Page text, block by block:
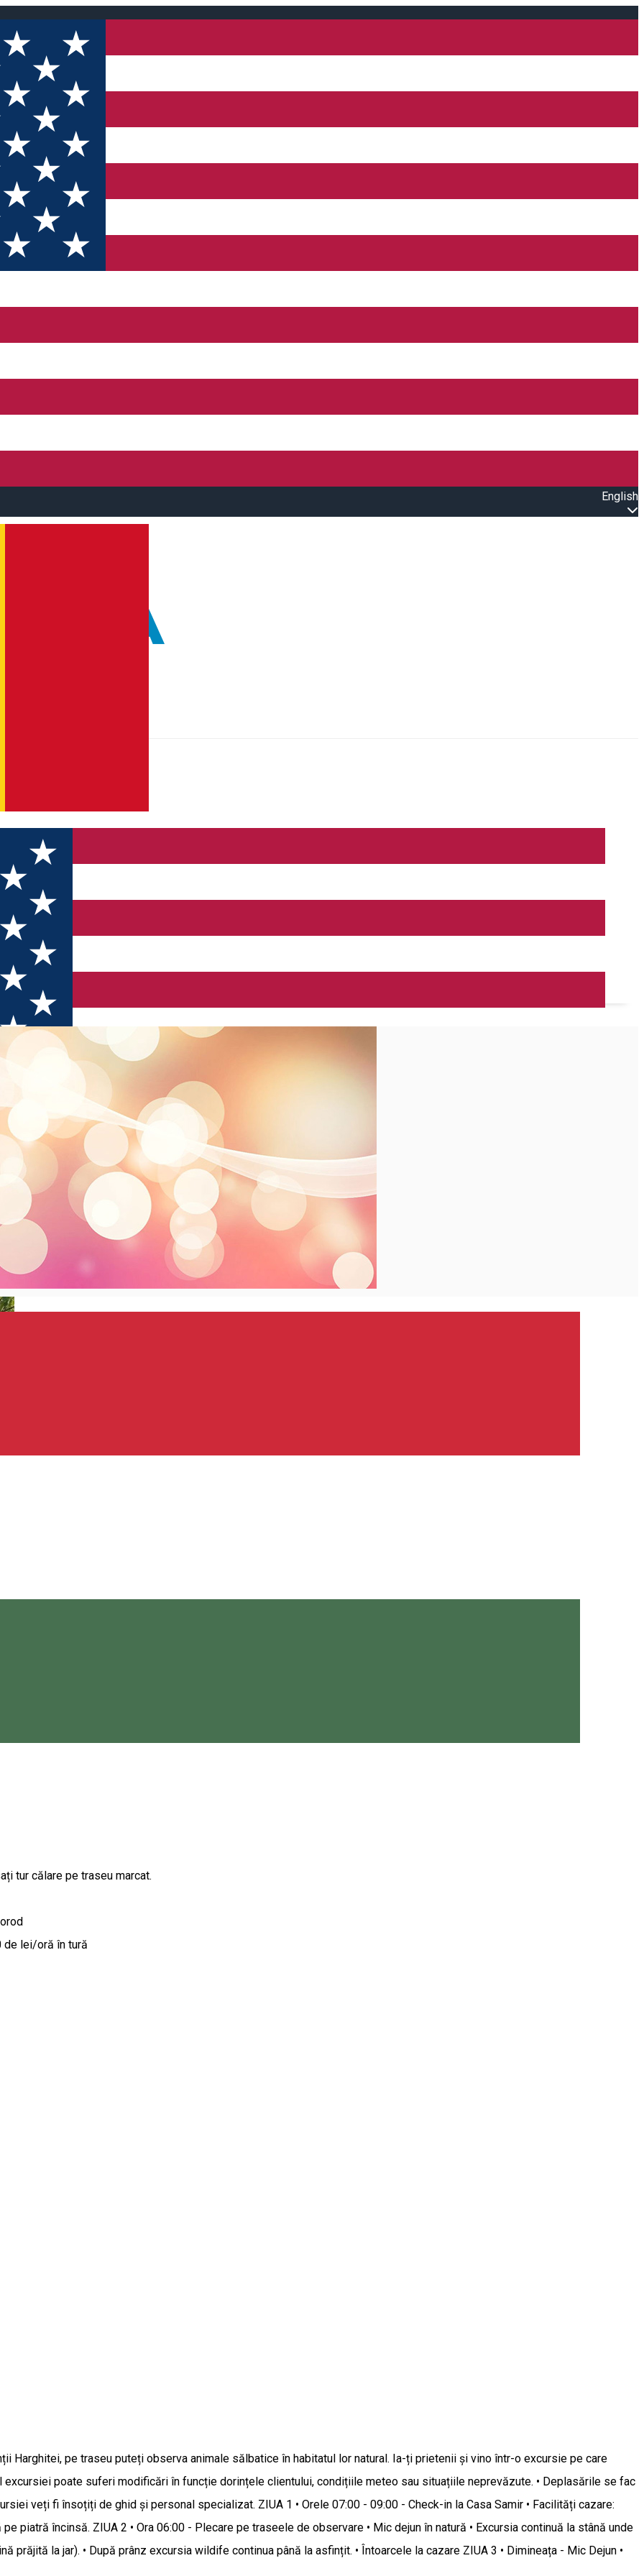
English
tur călare pe traseu marcat.
de lei/oră în tură
Harghitei, pe traseu puteți observa animale sălbatice în habitatul lor natural. Ia-ți prietenii și vino într-o excursie pe care
poate suferi modificări în funcție dorințele clientului, condițiile meteo sau situațiile neprevăzute. • Deplasările se fac
veți fi însoțiți de ghid și personal specializat. ZIUA 1 • Orele 07:00 - 09:00 - Check-in la Casa Samir • Facilități cazare:
piatră încinsă. ZIUA 2 • Ora 06:00 - Plecare pe traseele de observare • Mic dejun în natură • Excursia continuă la stână unde
prăjită la jar). • După prânz excursia wildife continua până la asfințit. • Întoarcele la cazare ZIUA 3 • Dimineața - Mic Dejun •